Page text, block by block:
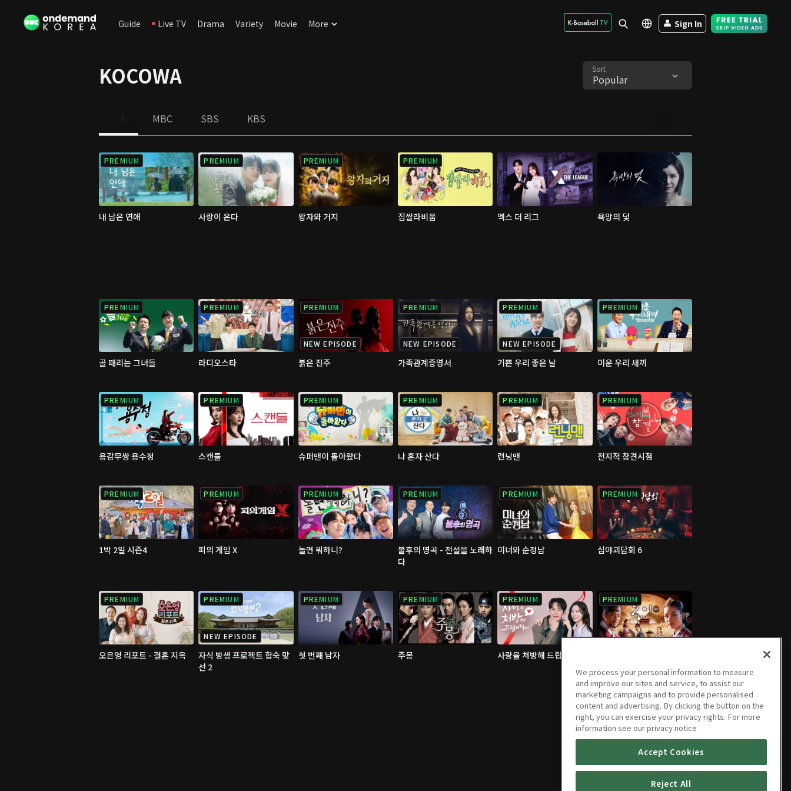
Guide Live TV Drama Variety Movie More Sign In Free Trial -
KOCOWA Sort
Popular
MBC SBS KBS
PREMIUM
내 남은 연애
PREMIUM
사랑이 온다
PREMIUM
왕자와 거지
PREMIUM
짐쌀라비움 엑스 더 리그 욕망의 덫
PREMIUM
골 때리는 그녀들
PREMIUM
라디오스타
PREMIUM
NEW EPISODE
붉은 진주
PREMIUM
NEW EPISODE
가족관계증명서
PREMIUM
NEW EPISODE
기쁜 우리 좋은 날
PREMIUM
미운 우리 새끼
PREMIUM
용감무쌍 용수정
PREMIUM
스캔들
PREMIUM
슈퍼맨이 돌아왔다
PREMIUM
나 혼자 산다
PREMIUM
런닝맨
PREMIUM
전지적 참견시점
PREMIUM
1박 2일 시즌4
PREMIUM
피의 게임 X
PREMIUM
놀면 뭐하니?
PREMIUM
불후의 명곡 - 전설을 노래하
다
PREMIUM
미녀와 순정남
PREMIUM
심야괴담회 6
PREMIUM
오은영 리포트 - 결혼 지옥
PREMIUM
NEW EPISODE
자식 방생 프로젝트 합숙 맞
선 2
PREMIUM
첫 번째 남자
PREMIUM
주몽
PREMIUM
사랑을 처방해 드립니다
PREMIUM
We process your personal information to measure
and improve our sites and service, to assist our
marketing campaigns and to provide personalised
content and advertising. By clicking the button on the
right, you can exercise your privacy rights. For more
information see our privacy notice
Accept Cookies
Reject All